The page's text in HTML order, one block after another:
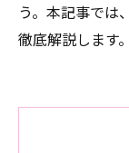
う。本記事では
徹底解説します。